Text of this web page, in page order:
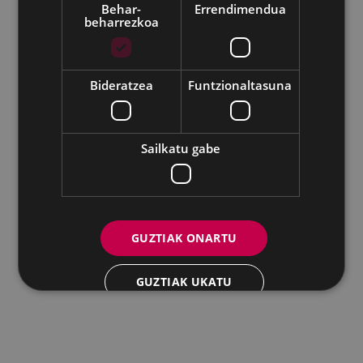
Udalaren sare sozial guztiak
Eibarko Andretxea - Isasi kalea, 11 | 20600 Eibar
Andretxea: 943 54 39 38Berdintasuna: 943 70 84 40
andretxea@eibar.eus
berdintasuna@eibar.eus
IFZ: P2003100A | DIR3 L01200300
Behar-
beharrezkoa
Errendimendua
Bideratzea Funtzionaltasuna
Sailkatu gabe
GUZTIAK ONARTU
GUZTIAK UKATU